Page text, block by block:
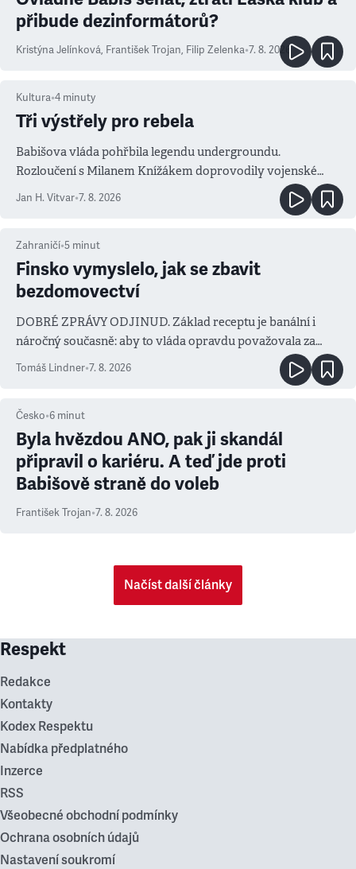
přibude dezinformátorů?
Kristýna Jelínková, František Trojan, Filip Zelenka•7. 8. 2026
Kultura•4 minuty
Tři výstřely pro rebela
Babišova vláda pohřbila legendu undergroundu.
Rozloučení s Milanem Knížákem doprovodily vojenské
Jan H. Vitvar•7. 8. 2026
Zahraničí•5 minut
Finsko vymyslelo, jak se zbavit
bezdomovectví
DOBRÉ ZPRÁVY ODJINUD. Základ receptu je banální i
náročný současně: aby to vláda opravdu považovala za
Tomáš Lindner•7. 8. 2026
Česko•6 minut
Byla hvězdou ANO, pak ji skandál
připravil o kariéru. A teď jde proti
Babišově straně do voleb
František Trojan•7. 8. 2026
Načíst další články
Respekt
Redakce
Kontakty
Kodex Respektu
Nabídka předplatného
Inzerce
RSS
Všeobecné obchodní podmínky
Ochrana osobních údajů
Nastavení soukromí